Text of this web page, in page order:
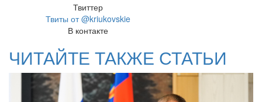
Твиттер
Твиты от @kriukovskie
В контакте
ЧИТАЙТЕ ТАКЖЕ СТАТЬИ